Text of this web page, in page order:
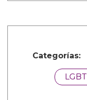
Categorías:
LGBT